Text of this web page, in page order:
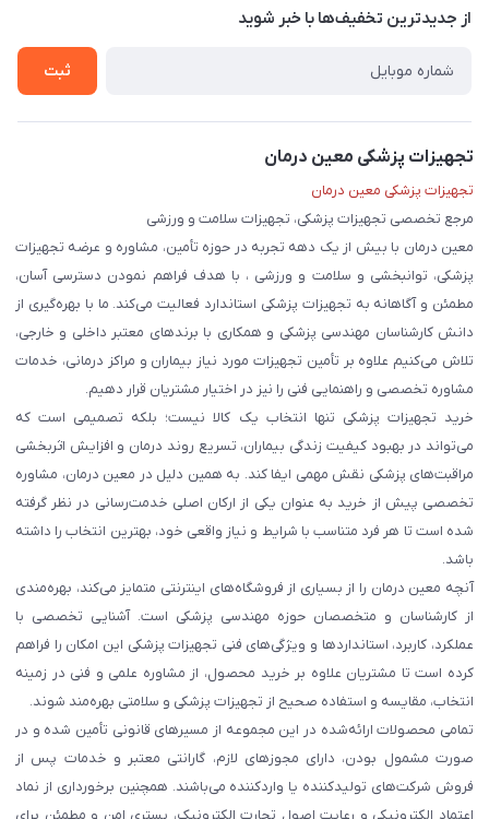
درباره ما
حریم خصوصی
از جدید‌ترین تخفیف‌ها با‌ خبر شوید
ثبت
تجهیزات پزشکی معین درمان
تجهیزات پزشکی معین درمان
مرجع تخصصی تجهیزات پزشکی، تجهیزات سلامت و ورزشی
معین درمان با بیش از یک دهه تجربه در حوزه تأمین، مشاوره و عرضه تجهیزات
پزشکی، توانبخشی و سلامت و ورزشی ، با هدف فراهم نمودن دسترسی آسان،
مطمئن و آگاهانه به تجهیزات پزشکی استاندارد فعالیت می‌کند. ما با بهره‌گیری از
دانش کارشناسان مهندسی پزشکی و همکاری با برندهای معتبر داخلی و خارجی،
تلاش می‌کنیم علاوه بر تأمین تجهیزات مورد نیاز بیماران و مراکز درمانی، خدمات
مشاوره تخصصی و راهنمایی فنی را نیز در اختیار مشتریان قرار دهیم.
خرید تجهیزات پزشکی تنها انتخاب یک کالا نیست؛ بلکه تصمیمی است که
می‌تواند در بهبود کیفیت زندگی بیماران، تسریع روند درمان و افزایش اثربخشی
مراقبت‌های پزشکی نقش مهمی ایفا کند. به همین دلیل در معین درمان، مشاوره
تخصصی پیش از خرید به عنوان یکی از ارکان اصلی خدمت‌رسانی در نظر گرفته
شده است تا هر فرد متناسب با شرایط و نیاز واقعی خود، بهترین انتخاب را داشته
باشد.
آنچه معین درمان را از بسیاری از فروشگاه‌های اینترنتی متمایز می‌کند، بهره‌مندی
از کارشناسان و متخصصان حوزه مهندسی پزشکی است. آشنایی تخصصی با
عملکرد، کاربرد، استانداردها و ویژگی‌های فنی تجهیزات پزشکی این امکان را فراهم
کرده است تا مشتریان علاوه بر خرید محصول، از مشاوره علمی و فنی در زمینه
انتخاب، مقایسه و استفاده صحیح از تجهیزات پزشکی و سلامتی بهره‌مند شوند.
تمامی محصولات ارائه‌شده در این مجموعه از مسیرهای قانونی تأمین شده و در
صورت مشمول بودن، دارای مجوزهای لازم، گارانتی معتبر و خدمات پس از
فروش شرکت‌های تولیدکننده یا واردکننده می‌باشند. همچنین برخورداری از نماد
اعتماد الکترونیکی و رعایت اصول تجارت الکترونیک، بستری امن و مطمئن برای